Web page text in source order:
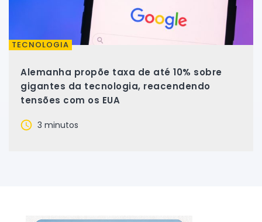
TECNOLOGIA
Alemanha propõe taxa de até 10% sobre
gigantes da tecnologia, reacendendo
tensões com os EUA
3 minutos